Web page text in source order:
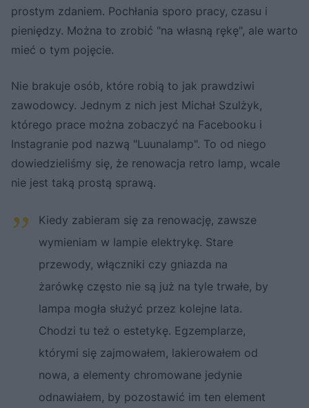
prostym zdaniem. Pochłania sporo pracy, czasu i
pieniędzy. Można to zrobić "na własną rękę", ale warto
mieć o tym pojęcie.
Nie brakuje osób, które robią to jak prawdziwi
zawodowcy. Jednym z nich jest Michał Szulżyk,
którego prace można zobaczyć na Facebooku i
Instagranie pod nazwą "Luunalamp". To od niego
dowiedzieliśmy się, że renowacja retro lamp, wcale
nie jest taką prostą sprawą.
Kiedy zabieram się za renowację, zawsze
wymieniam w lampie elektrykę. Stare
przewody, włączniki czy gniazda na
żarówkę często nie są już na tyle trwałe, by
lampa mogła służyć przez kolejne lata.
Chodzi tu też o estetykę. Egzemplarze,
którymi się zajmowałem, lakierowałem od
nowa, a elementy chromowane jedynie
odnawiałem, by pozostawić im ten element